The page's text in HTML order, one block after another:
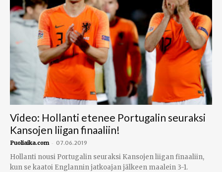
Video: Hollanti etenee Portugalin seuraksi
Kansojen liigan finaaliin!
Puoliaika.com - 07.06.2019
Hollanti nousi Portugalin seuraksi Kansojen liigan finaaliin,
kun se kaatoi Englannin jatkoajan jälkeen maalein 3-1.